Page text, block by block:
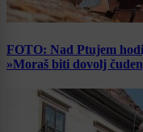
FOTO: Nad Ptujem
»Moraš biti dovolj